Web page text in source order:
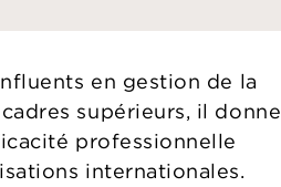
en gestion de la
supérieurs, il donne
professionnelle
internationales.